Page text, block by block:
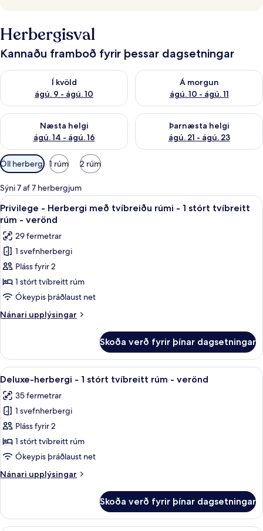
Herbergisval
Kannaðu framboð fyrir þessar dagsetningar
Í kvöld
ágú. 9 - ágú. 10
Athuga framboð í kvöld ágú. 9 - ágú. 10
Á morgun
ágú. 10 - ágú. 11
Athuga framboð á morgun
Næsta helgi
ágú. 14 - ágú. 16
Athuga framboð næstu helgi ágú. 14 - ágú. 16
Þarnæsta helgi
ágú. 21 - ágú. 23
Athuga framboð þarnæstu
Síur
í
boði
fyrir
herbergi
Öll herbergi 1 rúm 2 rúm
Sýni 7 af 7 herbergjum
Skoða
allar
myndir
fyrir
Privilege
-
Herbergi
með
tvíbreiðu
rúmi
1
stórt
tvíbreitt
rúm
-
verönd
Vistvænar snyrtivörur, hárblásari,
1
Privilege - Herbergi með tvíbreiðu rúmi - 1 stórt tvíbreitt
rúm - verönd
29 fermetrar
1 svefnherbergi
Pláss fyrir 2
1 stórt tvíbreitt rúm
Ókeypis þráðlaust net
Nánari upplýsingar
Nánari
-
Herbergi
með
rúmi
stórt
tvíbreitt
rúm
verönd
Skoða verð fyrir þínar dagsetningar
Skoða
allar
myndir
fyrir
Deluxe-
herbergi
-
stórt
Deluxe-herbergi - 1 stórt tvíbreitt
7
Deluxe-herbergi - 1 stórt tvíbreitt rúm - verönd
35 fermetrar
1 svefnherbergi
Pláss fyrir 2
1 stórt tvíbreitt rúm
Ókeypis þráðlaust net
Nánari upplýsingar
Nánari
herbergi
Skoða verð fyrir þínar dagsetningar